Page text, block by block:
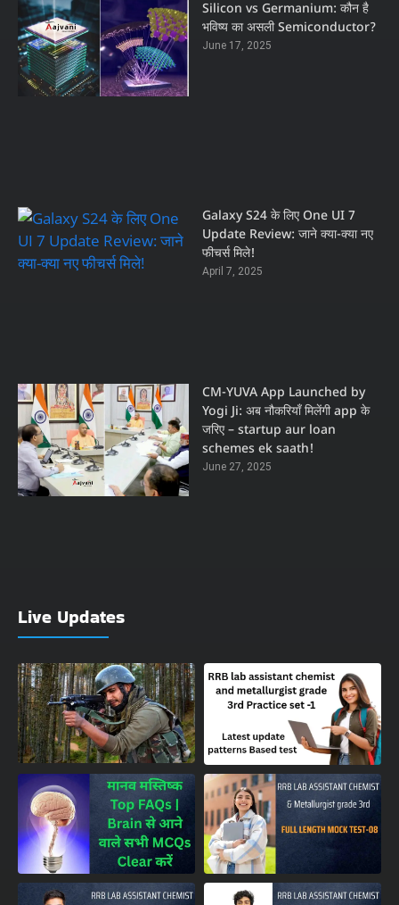
Silicon vs Germanium: कौन है
भविष्य का असली Semiconductor?
June 17, 2025
Galaxy S24 के लिए One UI 7
Update Review: जाने क्या-क्या नए
फीचर्स मिले!
April 7, 2025
CM-YUVA App Launched by
Yogi Ji: अब नौकरियाँ मिलेंगी app के
जरिए – startup aur loan
schemes ek saath!
June 27, 2025
Live Updates